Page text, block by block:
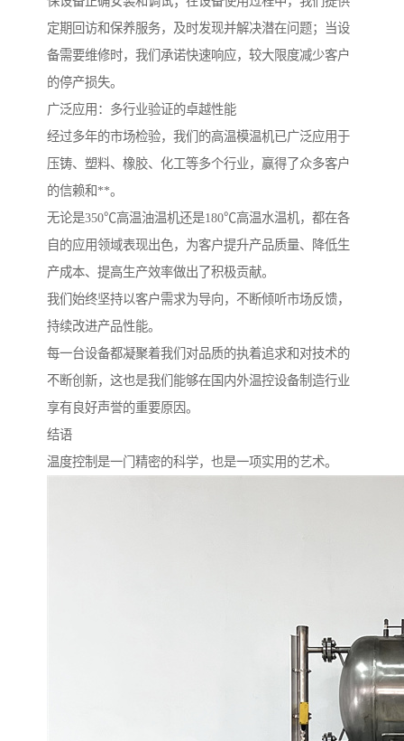
定期回访和保养服务，及时发现并解决潜在问题；当设
备需要维修时，我们承诺快速响应，较大限度减少客户
的停产损失。
广泛应用：多行业验证的卓越性能
经过多年的市场检验，我们的高温模温机已广泛应用于
压铸、塑料、橡胶、化工等多个行业，赢得了众多客户
的信赖和**。
无论是350℃高温油温机还是180℃高温水温机，都在各
自的应用领域表现出色，为客户提升产品质量、降低生
产成本、提高生产效率做出了积极贡献。
我们始终坚持以客户需求为导向，不断倾听市场反馈，
持续改进产品性能。
每一台设备都凝聚着我们对品质的执着追求和对技术的
不断创新，这也是我们能够在国内外温控设备制造行业
享有良好声誉的重要原因。
结语
温度控制是一门精密的科学，也是一项实用的艺术。